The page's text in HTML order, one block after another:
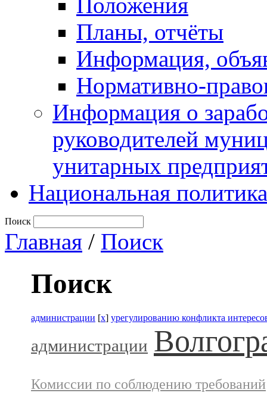
Планы, отчёты
Информация,
Нормативно-
Информация о
руководителей
унитарных
Национальная политика
Поиск
Главная / Поиск
Поиск
администрации [x] урегулированию конфликта
администрации
Комиссии по соблюдению требований